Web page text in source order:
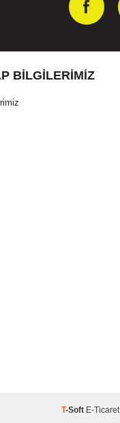
BILGILERIMIZ
T-Soft E-Ticaret